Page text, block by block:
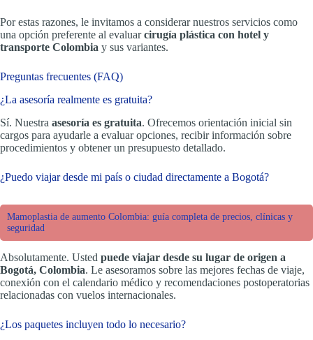
Por estas razones, le invitamos a considerar nuestros servicios como
una opción preferente al evaluarcirugía plástica con hotel y
transporte Colombia y sus variantes.
Preguntas frecuentes (FAQ)
¿La asesoría realmente es gratuita?
Sí. Nuestra asesoría es gratuita. Ofrecemos orientación inicial sin
cargos para ayudarle a evaluar opciones, recibir información sobre
procedimientos y obtener un presupuesto detallado.
¿Puedo viajar desde mi país o ciudad directamente a Bogotá?
Mamoplastia de aumento Colombia: guía completa de precios, clínicas y
seguridad
Absolutamente. Usted puede viajar desde su lugar de origen a
Bogotá, Colombia. Le asesoramos sobre las mejores fechas de viaje,
conexión con el calendario médico y recomendaciones postoperatorias
relacionadas con vuelos internacionales.
¿Los paquetes incluyen todo lo necesario?